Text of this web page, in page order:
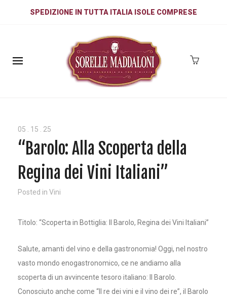
SPEDIZIONE IN TUTTA ITALIA ISOLE COMPRESE
05 15 25
“Barolo: Alla Scoperta della
Regina dei Vini Italiani”
Posted in Vini
Titolo: “Scoperta in Bottiglia: Il Barolo, Regina dei Vini Italiani”
Salute, amanti del vino e della gastronomia! Oggi, nel nostro
vasto mondo enogastronomico, ce ne andiamo alla
scoperta di un avvincente tesoro italiano: Il Barolo.
Conosciuto anche come “Il re dei vini e il vino dei re”, il Barolo